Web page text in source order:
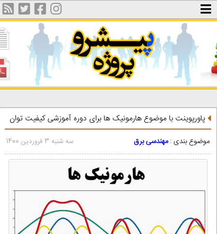
پاورپوینت با موضوع هارمونیک ها برای دوره آموزشی كیفیت توان
موضوع بندی :مهندسی برق سه شنبه 3 فروردین 1400